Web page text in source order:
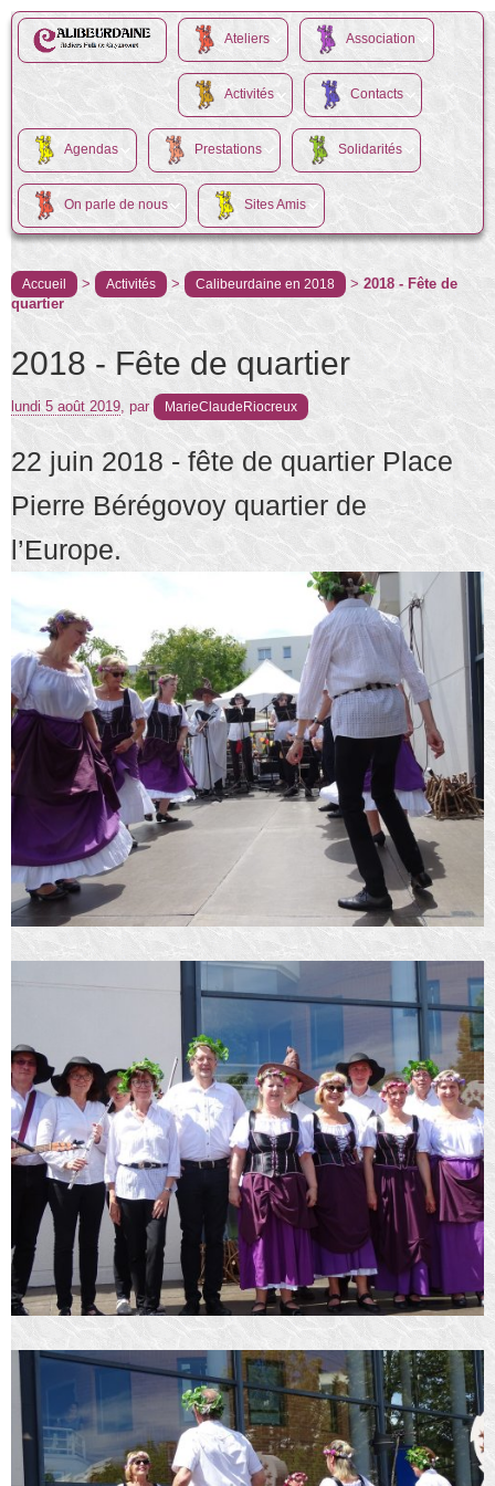
Ateliers Association
Activités Contacts
Agendas Prestations Solidarités
On parle de nous Sites Amis
Accueil > Activités > Calibeurdaine en 2018 > 2018 - Fête de
quartier
2018 - Fête de quartier
lundi 5 août 2019, par MarieClaudeRiocreux
22 juin 2018 - fête de quartier Place
Pierre Bérégovoy quartier de
l’Europe.